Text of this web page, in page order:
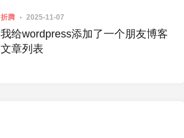
折腾 2025-11-07
我给wordpress添加了一个朋友博客
文章列表